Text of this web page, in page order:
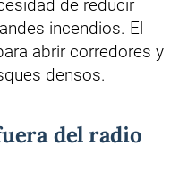
de reducir
incendios. El
abrir corredores y
densos.
del radio